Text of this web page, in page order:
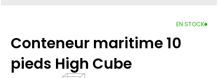
EN STOCK
Conteneur maritime 10
pieds High Cube